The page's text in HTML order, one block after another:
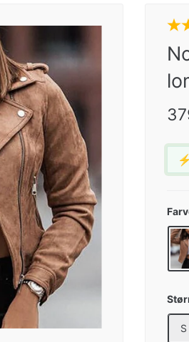
⚡
S